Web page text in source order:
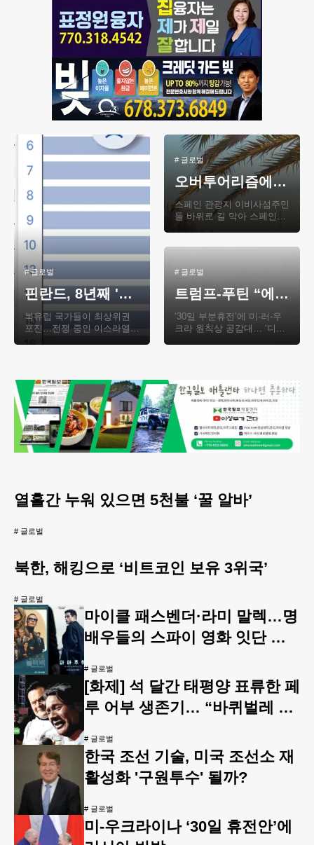
#글로벌
핀란드, 8년째 '가장 행복한 국가'…한국 58위, 미국 역대 최저 24위
북유럽 국가들이 최상위권
포진…전쟁 중인 이스라엘 8
# 글로벌
오버투어리즘에 “이제 그만 좀 와”
스페인 관광지 이비사섬주민
들 바위로 길 막아 스페인의
# 글로벌
트럼프-푸틴 “에너지·인프라부터 휴전”…우크라, 일단 긍정반응
‘30일 부분휴전’에 미-러-우
크라 원칙상 공감대… ‘디테
열흘간 누워 있으면 5천불 ‘꿀 알바’
# 글로벌
북한, 해킹으로 ‘비트코인 보유 3위국’
# 글로벌
마이클 패스벤더·라미 말렉…명
배우들의 스파이 영화 잇단 개
# 글로벌
[화제] 석 달간 태평양 표류한 페
루 어부 생존기… “바퀴벌레 먹
# 글로벌
한국 조선 기술, 미국 조선소 재
활성화 '구원투수' 될까?
# 글로벌
미-우크라이나 ‘30일 휴전안’에